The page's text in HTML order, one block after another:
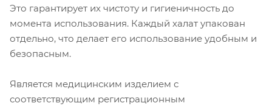
Это гарантирует их чистоту и гигиеничность до
момента использования. Каждый халат упакован
отдельно, что делает его использование удобным и
безопасным.
Является медицинским изделием с
соответствующим регистрационным